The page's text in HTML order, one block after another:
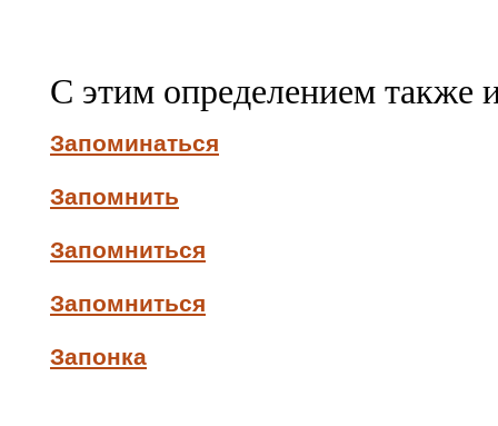
С этим определением также
Запоминаться
Запомнить
Запомниться
Запомниться
Запонка